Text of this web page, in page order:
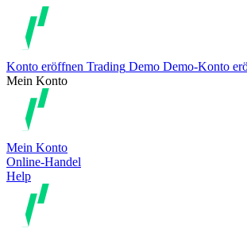
Konto eröffnen Trading Demo Demo-Konto
Mein Konto
Mein Konto
Online-Handel
Help